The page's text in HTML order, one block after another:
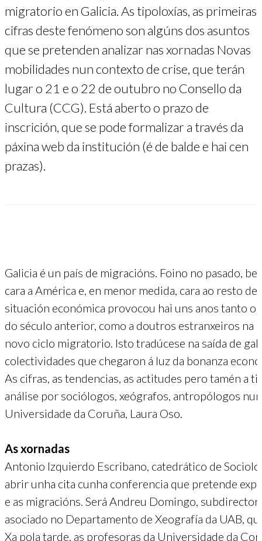
migratorio en Galicia. As tipoloxías, as primeiras
cifras deste fenómeno son algúns dos asuntos
que se pretenden analizar nas xornadas Novas
mobilidades nun contexto de crise, que terán
lugar o 21 e o 22 de outubro no Consello da
Cultura (CCG). Está aberto o prazo de
inscrición, que se pode formalizar a través da
páxina web da institución (é de balde e hai cen
prazas).
Galicia é un país de migracións. Foino no pasado,
cara a América e, en menor medida, cara ao resto
situación económica provocou hai uns anos tanto
do século anterior, como a doutros estranxeiros
novo ciclo migratorio. Isto tradúcese na saída de
colectividades que chegaron á luz da bonanza
As cifras, as tendencias, as actitudes pero tamén a
análise por sociólogos, xeógrafos, antropólogos
Universidade da Coruña, Laura Oso.
As xornadas
Antonio Izquierdo Escribano, catedrático de
abrir unha cita cunha conferencia que pretende
e as migracións. Será Andreu Domingo,
asociado no Departamento de Xeografía da UAB,
Xa pola tarde, as profesoras da Universidade da